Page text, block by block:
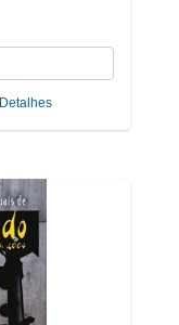
Detalhes